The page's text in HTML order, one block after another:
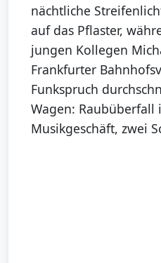
nächtliche
auf das Pflaster,
jungen Kollegen
Frankfurter
Funkspruch
Wagen: Raubüberfall
Musikgeschäft, zwei